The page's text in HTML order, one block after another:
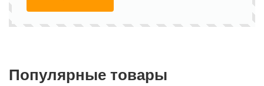
Популярные товары